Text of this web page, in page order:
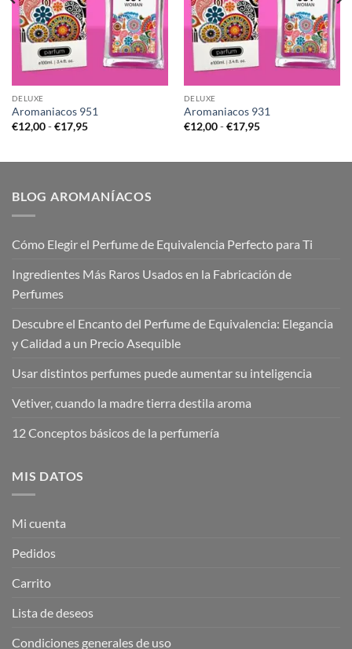
DELUXE
Aromaniacos 951
€12,00 - €17,95Rango
DELUXE
Aromaniacos 931
€12,00 - €17,95Rango
BLOG AROMANÍACOS
Cómo Elegir el Perfume de Equivalencia Perfecto para Ti
Ingredientes Más Raros Usados en la Fabricación de
Perfumes
Descubre el Encanto del Perfume de Equivalencia: Elegancia
y Calidad a un Precio Asequible
Usar distintos perfumes puede aumentar su inteligencia
Vetiver, cuando la madre tierra destila aroma
12 Conceptos básicos de la perfumería
MIS DATOS
Mi cuenta
Pedidos
Carrito
Lista de deseos
Condiciones generales de uso